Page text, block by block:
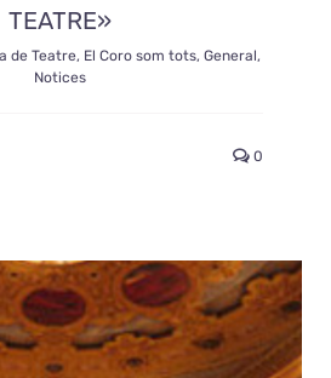
TEATRE»
de Teatre, El Coro som tots, General,
Notices
0